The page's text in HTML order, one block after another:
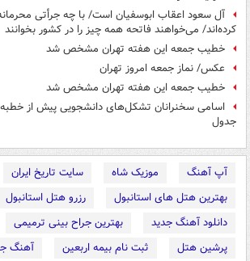
کرده‌اند/ می‌خواهند فاتحه همه چیز را در کشور بخوانند
خطیب جمعه این هفته تهران مشخص شد
عکس/ نماز جمعه امروز تهران
خطیب‌ جمعه این هفته تهران مشخص شد
اسامی سخنرانان تشکل‌های دانشجویی پیش از
جدول
آپ آهنگ موزیک شاه
سایت تاریخ ایران
بهترین هتل های استانبول
رزرو هتل استانبول
دانلود آهنگ جدید
بهترین جراح بینی ترمیمی
پرشین هتل
ثبت نام بیمه اربعین
آهنگ